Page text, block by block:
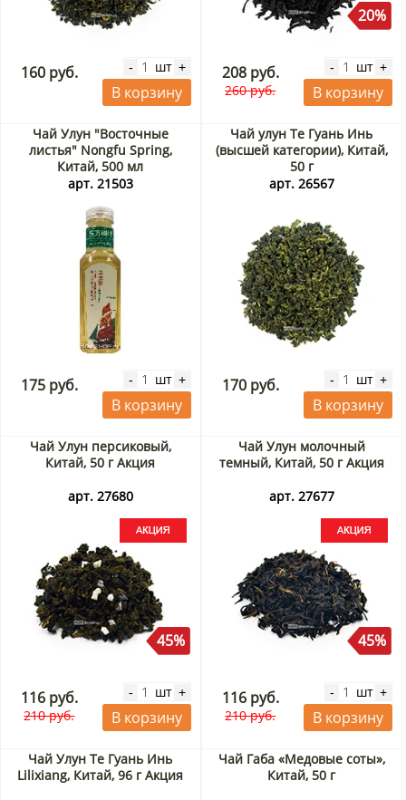
160 руб. - шт +
В корзину
20%
208 руб.
260 руб.
- шт +
В корзину
Чай Улун "Восточные
листья" Nongfu Spring,
Китай, 500 мл
арт. 21503
175 руб. - шт +
В корзину
Чай улун Те Гуань Инь
(высшей категории), Китай,
50 г
арт. 26567
170 руб. - шт +
В корзину
Чай Улун персиковый,
Китай, 50 г Акция
арт. 27680
45%
116 руб.
210 руб.
- шт +
В корзину
Чай Улун молочный
темный, Китай, 50 г Акция
арт. 27677
45%
116 руб.
210 руб.
- шт +
В корзину
Чай Улун Те Гуань Инь
Lilixiang, Китай, 96 г Акция
Чай Габа «Медовые соты»,
Китай, 50 г